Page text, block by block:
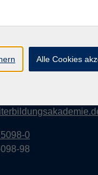
0
98
Alle Cookies